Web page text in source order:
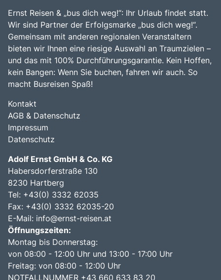
Ernst Reisen & „bus dich weg!“: Ihr Urlaub findet statt.
Wir sind Partner der Erfolgsmarke „bus dich weg!“.
Gemeinsam mit anderen regionalen Veranstaltern
bieten wir Ihnen eine riesige Auswahl an Traumzielen –
und das mit 100% Durchführungsgarantie. Kein Hoffen,
kein Bangen: Wenn Sie buchen, fahren wir auch. So
macht Busreisen Spaß!
Kontakt
AGB & Datenschutz
Impressum
Datenschutz
Adolf Ernst GmbH & Co. KG
Habersdorferstraße 130
8230 Hartberg
Tel: +43(0) 3332 62035
Fax: +43(0) 3332 62035-20
E-Mail: info@ernst-reisen.at
Öffnungszeiten:
Montag bis Donnerstag:
von 08:00 - 12:00 Uhr und 13:00 - 17:00 Uhr
Freitag: von 08:00 - 12:00 Uhr
NOTFALLNUMMER +43 660 633 83 20